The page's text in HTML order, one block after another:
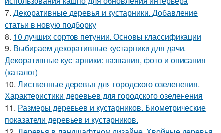
7. Декоративные деревья и кустарники. Добавление
статьи в новую подборку
8. 10 лучших сортов петунии. Основы классификации
9. Выбираем декоративные кустарники для дачи.
Декоративные кустарники: названия, фото и описания
(каталог)
10. Лиственные деревья для городского озеленения.
Характеристики деревьев для городского озеленения
11. Размеры деревьев и кустарников. Биометрические
показатели деревьев и кустарников.